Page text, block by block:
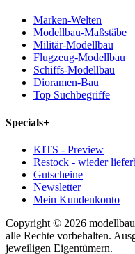
Marken-Welten
Modellbau-Maßstäbe
Militär-Modellbau
Flugzeug-Modellbau
Schiffs-Modellbau
Dioramen-Bau
Top Suchbegriffe
Specials+
KITS - Preview
Restock - wieder
Gutscheine
Newsletter
Mein Kundenkonto
Copyright © 2026
alle Rechte vorbehalten.
jeweiligen Eigentümern.